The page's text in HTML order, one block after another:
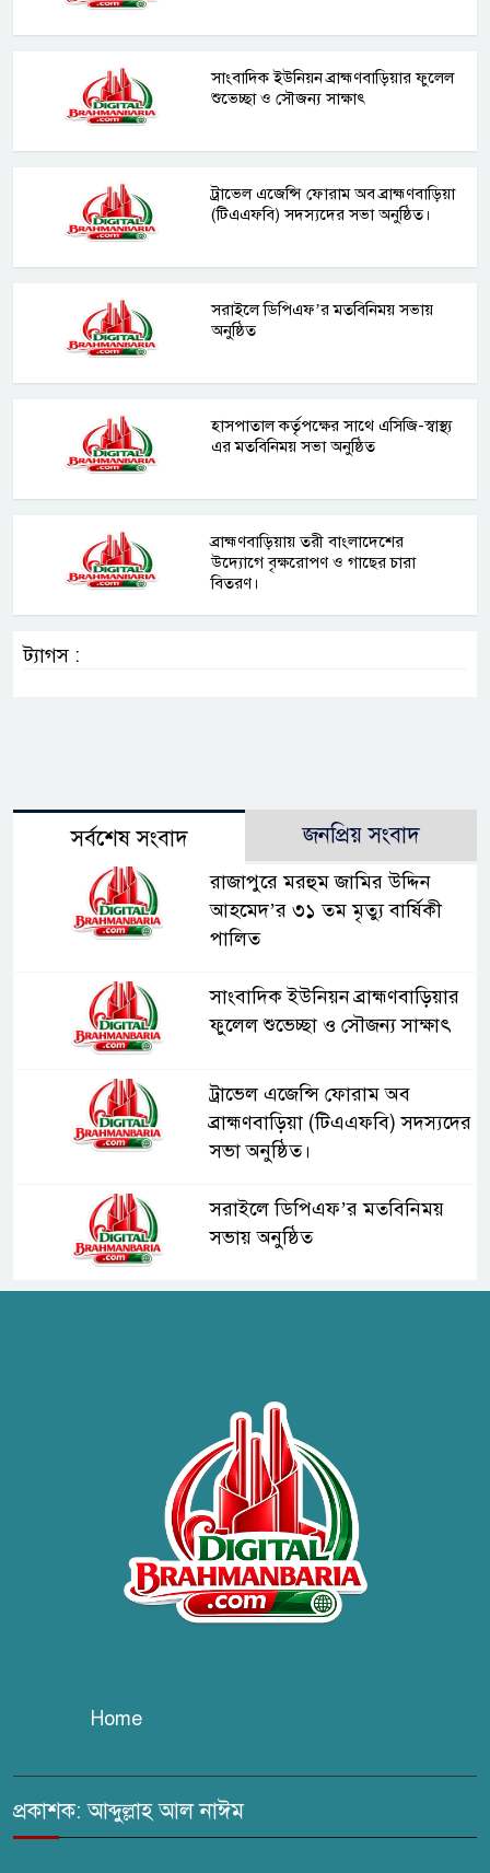
সাংবাদিক ইউনিয়ন ব্রাহ্মণবাড়িয়ার ফুলেল
শুভেচ্ছা ও সৌজন্য সাক্ষাৎ
ট্রাভেল এজেন্সি ফোরাম অব ব্রাহ্মণবাড়িয়া
(টিএএফবি) সদস্যদের সভা অনুষ্ঠিত।
সরাইলে ডিপিএফ’র মতবিনিময় সভায়
অনুষ্ঠিত
হাসপাতাল কর্তৃপক্ষের সাথে এসিজি-স্বাস্থ্য
এর মতবিনিময় সভা অনুষ্ঠিত
ব্রাহ্মণবাড়িয়ায় তরী বাংলাদেশের
উদ্যোগে বৃক্ষরোপণ ও গাছের চারা
বিতরণ।
ট্যাগস :
সর্বশেষ সংবাদ জনপ্রিয় সংবাদ
রাজাপুরে মরহুম জামির উদ্দিন
আহমেদ’র ৩১ তম মৃত্যু বার্ষিকী
পালিত
সাংবাদিক ইউনিয়ন ব্রাহ্মণবাড়িয়ার
ফুলেল শুভেচ্ছা ও সৌজন্য সাক্ষাৎ
ট্রাভেল এজেন্সি ফোরাম অব
ব্রাহ্মণবাড়িয়া (টিএএফবি) সদস্যদের
সভা অনুষ্ঠিত।
সরাইলে ডিপিএফ’র মতবিনিময়
সভায় অনুষ্ঠিত
ব্রাহ্মণবাড়িয়ায় তরী বাংলাদেশের
উদ্যোগে বৃক্ষরোপণ ও গাছের চারা
বিতরণ।
কবি জয়দুল হোসেনের
‘পাখপাখালির মিলনমেলা’ গ্রন্থের
প্রকাশনা উৎসব
চুরির দায়ে সুলতানপুরের বোরহান
ঢেউ’র আহবায়ক সোহেল সদস্য
Home
প্রকাশক: আব্দুল্লাহ আল নাঈম